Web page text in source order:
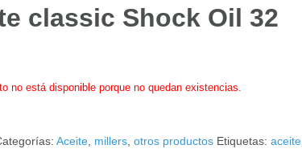
classic Shock Oil 32
no está disponible porque no quedan existencias.
Aceite millers ,otros productos Etiquetas:aceite